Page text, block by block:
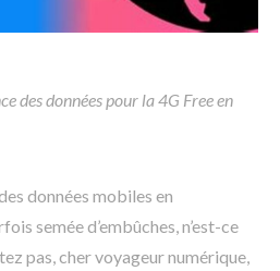
des données pour la 4G Free en
données mobiles en
semée d’embûches, n’est-ce
pas, cher voyageur numérique,